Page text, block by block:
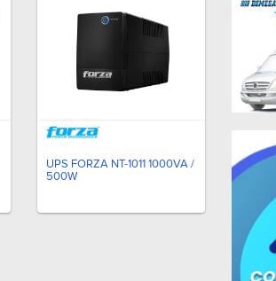
UPS FORZA NT-1011 1000VA /
500W